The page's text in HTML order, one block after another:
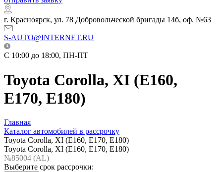
г. Красноярск, ул. 78 Добровольческой бригады 14б, оф. №63
S-AUTO@INTERNET.RU
C 10:00 до 18:00, ПН-ПТ
Toyota Corolla, XI (E160,
E170, E180)
Главная
Каталог автомобилей в рассрочку
Toyota Corolla, XI (E160, E170, E180)
Toyota Corolla, XI (E160, E170, E180)
№85004 (AL)
Выберите срок рассрочки: